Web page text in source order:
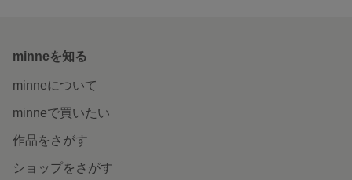
minneを知る
minneについて
minneで買いたい
作品をさがす
ショップをさがす